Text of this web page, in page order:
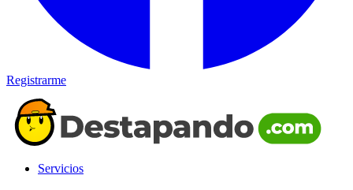
Registrarme
Servicios